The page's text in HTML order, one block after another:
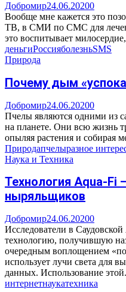
Добромир24.06.20200
Вообще мне кажется это
ТВ, в СМИ по СМС для
это воспитывает
деньгиРоссияболезньSMS
Природа
Почему дым
Добромир24.06.20200
Пчелы являются одними из
на планете. Они всю жизнь
опыляя растения и собирая
Природапчелыразное
Наука и Техника
Технология Aqua-Fi
ныряльщиков
Добромир24.06.20200
Исследователи в
технологию, получившую
очередным воплощением
использует лучи света для
данных. Использование
интернетнаукатехника